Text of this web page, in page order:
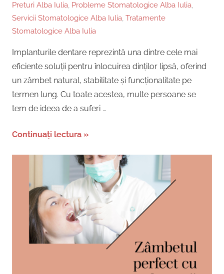
Preturi Alba Iulia, Probleme Stomatologice Alba Iulia,
Servicii Stomatologice Alba Iulia, Tratamente
Stomatologice Alba Iulia
Implanturile dentare reprezintă una dintre cele mai
eficiente soluții pentru înlocuirea dinților lipsă, oferind
un zâmbet natural, stabilitate și funcționalitate pe
termen lung. Cu toate acestea, multe persoane se
tem de ideea de a suferi …
Continuați lectura